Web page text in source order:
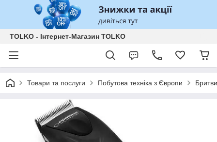
TOLKO - Інтернет-Магазин TOLKO
Товари та послуги Побутова техніка з Європи